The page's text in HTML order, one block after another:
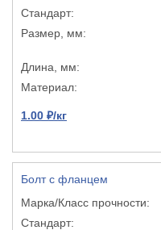
1.00 ₽/кг
Болт с фланцем